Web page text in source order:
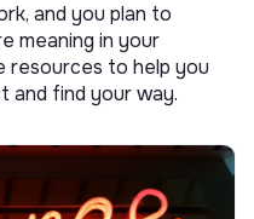
and you plan to
meaning in your
resources to help you
and find your way.